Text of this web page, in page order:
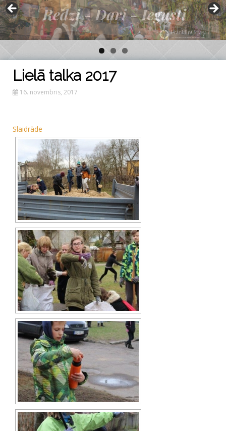
Lielā talka 2017
16. novembris, 2017
Slaidrāde